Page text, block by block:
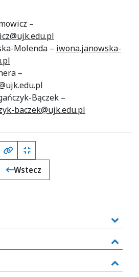
–
Molenda – iwona.janowska-
–
Bączek –
baczek@ujk.edu.pl
Kopiuj pełny link
Kopiuj krótki link
Wstecz